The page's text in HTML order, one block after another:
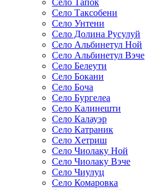
Село Тапок
Село Таксобени
Село Унтени
Село Долина Русулуй
Село Альбинетул Ной
Село Альбинетул Вэче
Село Белеути
Село Бокани
Село Боча
Село Бургелеа
Село Калинешти
Село Калауэр
Село Катраник
Село Хетриш
Село Чиолаку Ной
Село Чиолаку Вэче
Село Чиулуц
Село Комаровка